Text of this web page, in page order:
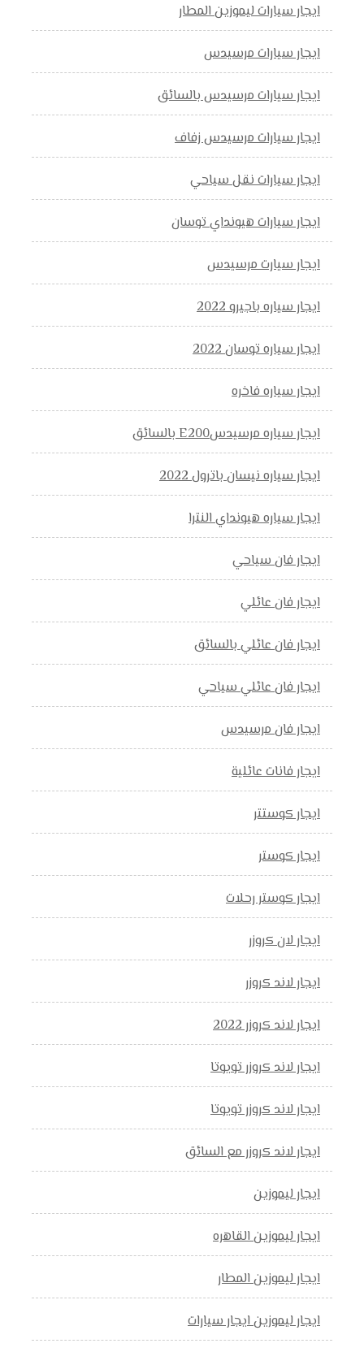
ايجار سيارات ليموزين المطار
ايجار سيارات مرسيدس
ايجار سيارات مرسيدس بالسائق
ايجار سيارات مرسيدس زفاف
ايجار سيارات نقل سياحي
ايجار سيارات هيونداي توسان
ايجار سيارت مرسيدس
ايجار سياره باجيرو 2022
ايجار سياره توسان 2022
ايجار سياره فاخره
ايجار سياره مرسيدسE200 بالسائق
ايجار سياره نيسان باترول 2022
ايجار سياره هيونداي النترا
ايجار فان سياحي
ايجار فان عائلي
ايجار فان عائلي بالسائق
ايجار فان عائلي سياحي
ايجار فان مرسيدس
ايجار فانات عائلية
ايجار كوستتر
ايجار كوستر
ايجار كوستر رحلات
ايجار لان كروزر
ايجار لاند كروزر
ايجار لاند كروزر 2022
ايجار لاند كروزر تويوتا
ايجار لاند كروزر تويوتا
ايجار لاند كروزر مع السائق
ايجار ليموزين
ايجار ليموزين القاهره
ايجار ليموزين المطار
ايجار ليموزين ايجار سيارات